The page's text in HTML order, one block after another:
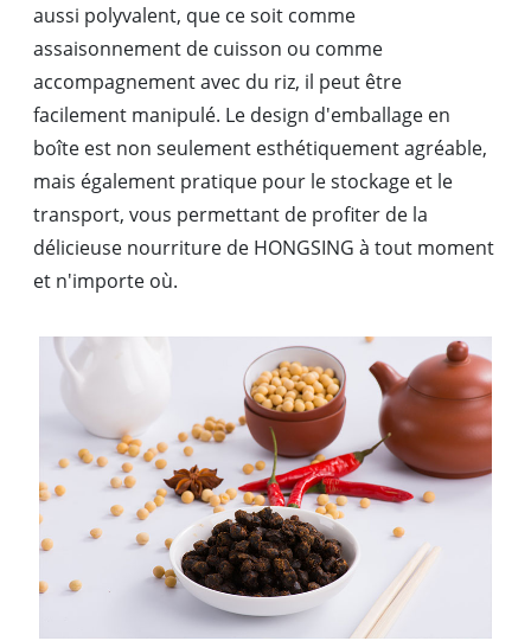
aussi polyvalent, que ce soit comme
assaisonnement de cuisson ou comme
accompagnement avec du riz, il peut être
facilement manipulé. Le design d'emballage en
boîte est non seulement esthétiquement agréable,
mais également pratique pour le stockage et le
transport, vous permettant de profiter de la
délicieuse nourriture de HONGSING à tout moment
et n'importe où.